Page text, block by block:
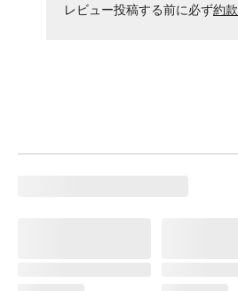
レビュー投稿する前に必ず約款